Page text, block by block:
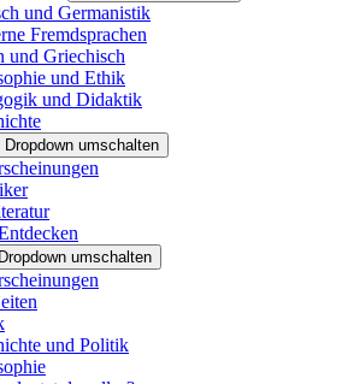
und Germanistik
Fremdsprachen
und Griechisch
und Ethik
und Didaktik
Dropdown umschalten
Dropdown umschalten
und Politik